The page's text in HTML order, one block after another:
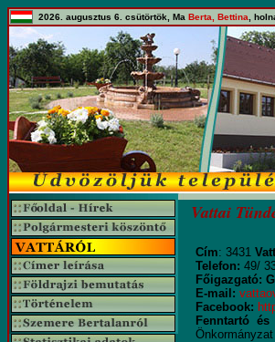
2026. augusztus 6. csütörtök, Ma Berta, Bettina ,
Vattai
Cím: 3431
Telefon: 49/
Főigazgató:
E-mail:
Facebook:
Fenntartó és
Önkormányzat